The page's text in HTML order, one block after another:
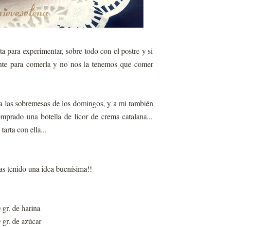
para experimentar, sobre todo con el postre y si
para comerla y no nos la tenemos que comer
sobremesas de los domingos, y a mi también
una botella de licor de crema catalana...
con ella...
tenido una idea buenísima!!
de harina
de azúcar